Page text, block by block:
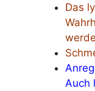
Das
Auch